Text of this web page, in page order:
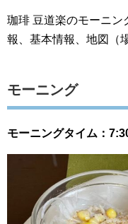
珈琲 豆道楽のモーニン
報、基本情報、地図（
モーニング
モーニングタイム：